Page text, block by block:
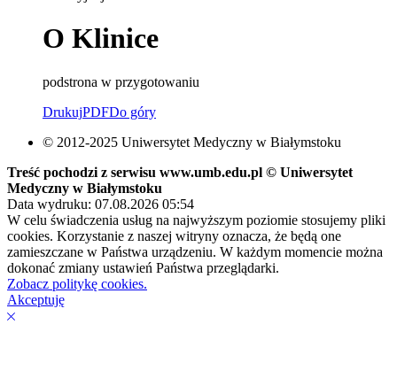
O Klinice
podstrona w przygotowaniu
DrukujPDFDo góry
© 2012-2025 Uniwersytet Medyczny w Białymstoku
Treść pochodzi z serwisu www.umb.edu.pl © Uniwersytet
Medyczny w Białymstoku
Data wydruku: 07.08.2026 05:54
W celu świadczenia usług na najwyższym poziomie stosujemy pliki
cookies. Korzystanie z naszej witryny oznacza, że będą one
zamieszczane w Państwa urządzeniu. W każdym momencie można
dokonać zmiany ustawień Państwa przeglądarki.
Zobacz politykę cookies.
Akceptuję